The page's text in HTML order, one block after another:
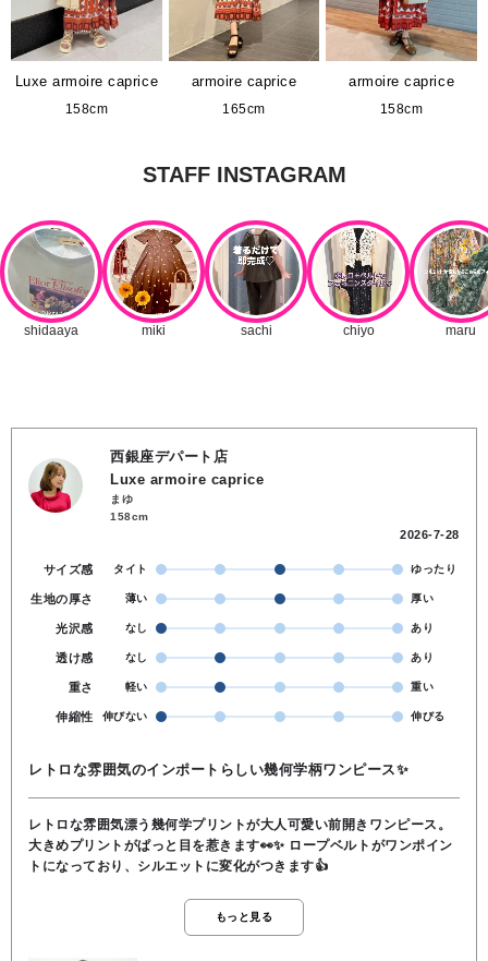
Luxe armoire caprice
158cm
armoire caprice
165cm
armoire caprice
158cm
西銀座デパート店
Luxe armoire caprice
まゆ
158cm
2026-7-28
サイズ感 タイト ゆったり
生地の厚さ 薄い 厚い
光沢感 なし あり
透け感 なし あり
重さ 軽い 重い
伸縮性 伸びない 伸びる
レトロな雰囲気のインポートらしい幾何学柄ワンピース✨️
レトロな雰囲気漂う幾何学プリントが大人可愛い前開きワンピース。
大きめプリントがぱっと目を惹きます👀✨️ ロープベルトがワンポイン
トになっており、シルエットに変化がつきます👍
もっと見る